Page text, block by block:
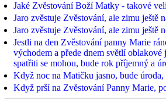
Jaké Zvěstování Boží Matky - takové
Jaro zvěstuje Zvěstování, ale zimu ještě
Jaro zvěstuje Zvěstování, ale zimu ještě
Jestli na den Zvěstování panny Marie
východem a přede dnem světlí oblakové
spatřiti se mohou, bude rok příjemný a
Když noc na Matičku jasno, bude úroda,
Když prší na Zvěstování Panny Marie,